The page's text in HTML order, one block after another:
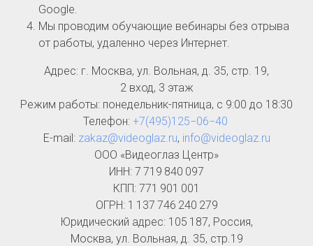
Google.
Мы проводим обучающие вебинары без отрыва
от работы, удаленно через Интернет.
Адрес: г. Москва, ул. Вольная, д. 35, стр. 19,
2 вход, 3 этаж
Режим работы: понедельник-пятница, с 9:00 до 18:30
Телефон: +7(495)125−06−40
E-mail: zakaz@videoglaz.ru, info@videoglaz.ru
ООО «Видеоглаз Центр»
ИНН: 7 719 840 097
КПП: 771 901 001
ОГРН: 1 137 746 240 279
Юридический адрес: 105 187, Россия,
Москва, ул. Вольная, д. 35, стр.19